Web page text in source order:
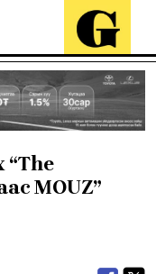
“The
MOUZ”